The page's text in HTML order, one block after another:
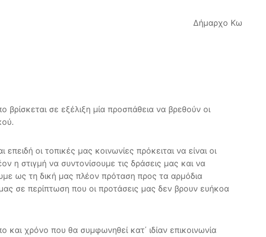
Δήμαρχο Κω
σε εξέλιξη μία προσπάθεια να βρεθούν οι
οι τοπικές μας κοινωνίες πρόκειται να είναι οι
η στιγμή να συντονίσουμε τις δράσεις μας και να
ως τη δική μας πλέον πρόταση προς τα αρμόδια
σε περίπτωση που οι προτάσεις μας δεν βρουν ευήκοα
χρόνο που θα συμφωνηθεί κατ΄ ιδίαν επικοινωνία